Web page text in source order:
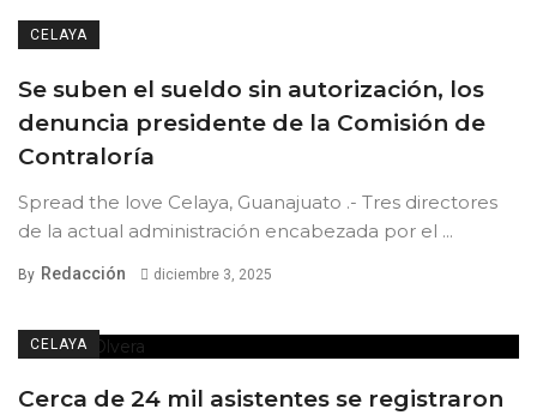
CELAYA
Se suben el sueldo sin autorización, los
denuncia presidente de la Comisión de
Contraloría
Spread the love Celaya, Guanajuato .- Tres directores
de la actual administración encabezada por el ...
By Redacción diciembre 3, 2025
CELAYA
Cerca de 24 mil asistentes se registraron